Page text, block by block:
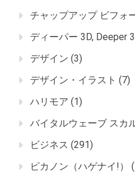
チャップアップ ビフォ
ディーパー 3D, Deeper
デザイン (3)
デザイン・イラスト (7)
ハリモア (1)
バイタルウェーブ スカ
ビジネス (291)
ピカノン（ハゲナイ!）